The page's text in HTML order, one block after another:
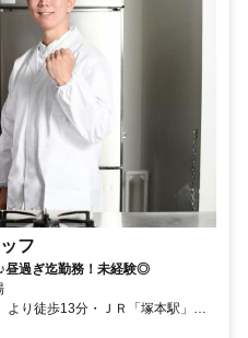
フ
昼過ぎ迄勤務！未経験◎
より徒歩13分・ＪＲ「塚本駅」よ